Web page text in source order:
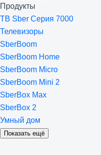
Продукты
ТВ Sber Серия 7000
Телевизоры
SberBoom
SberBoom Home
SberBoom Micro
SberBoom Mini 2
SberBox Max
SberBox 2
Умный дом
Показать ещё